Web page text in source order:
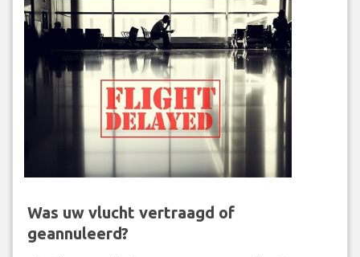
Was uw vlucht vertraagd of
geannuleerd?